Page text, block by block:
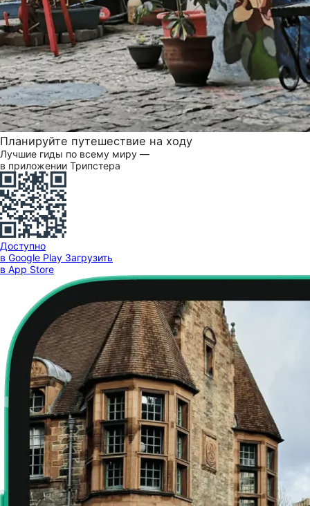
Планируйте путешествие на ходу
Лучшие гиды по всему миру —
в приложении Трипстера
Доступно
в Google Play Загрузить
в App Store